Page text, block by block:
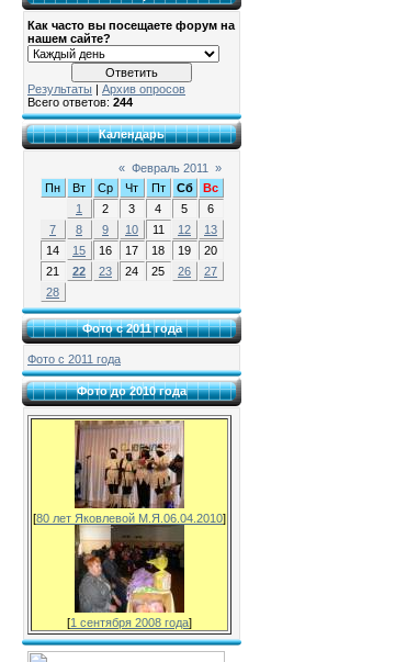
Как часто вы посещаете форум на
нашем сайте?
Результаты
Архив опросов
Всего ответов: 244
Календарь
« Февраль 2011 »
Пн
Вт Ср Чт Пт Сб
Вс
1
2 3 4 5
6
7
8 9 10 11 12
13
14
15 16 17 18 19
20
21
22 23 24 25 26
27
28
Фото с 2011 года
Фото с 2011 года
Фото до 2010 года
[80 лет Яковлевой М.Я.06.04.2010]
[1 сентября 2008 года]